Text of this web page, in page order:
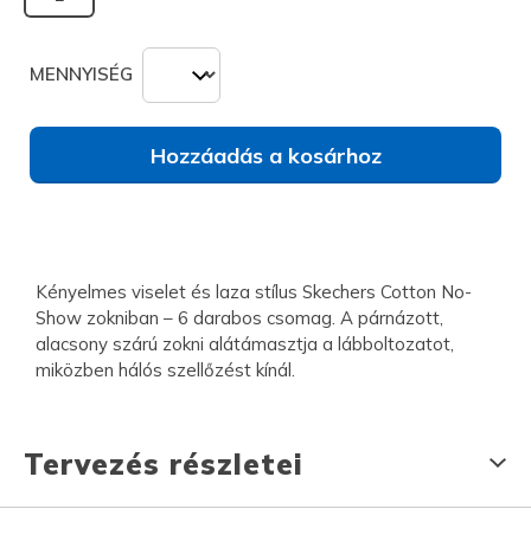
MENNYISÉG
Hozzáadás a kosárhoz
Kényelmes viselet és laza stílus Skechers Cotton No-
Show zokniban – 6 darabos csomag. A párnázott,
alacsony szárú zokni alátámasztja a lábboltozatot,
miközben hálós szellőzést kínál.
Tervezés részletei